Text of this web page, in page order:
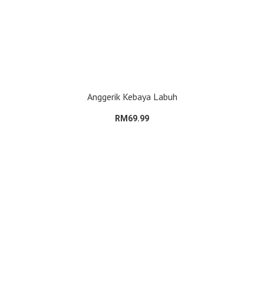
Anggerik Kebaya Labuh
RM69.99